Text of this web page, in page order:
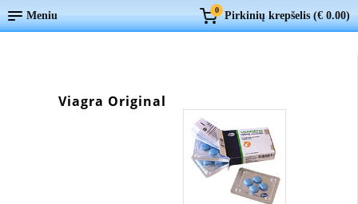
Meniu 0 Pirkinių krepšelis (€ 0.00)
Viagra Original